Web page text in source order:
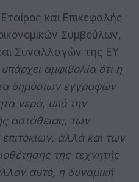
Εταίρος και Επικεφαλής
Συμβούλων,
Συναλλαγών της EY
αμφιβολία ότι η
δημόσιων εγγραφών
νερά, υπό την
αστάθειας, των
αλλά και των
της τεχνητής
αυτό, η δυναμική